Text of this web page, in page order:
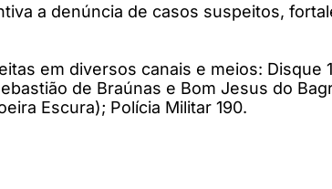
a denúncia de casos suspeitos,
em diversos canais e meios:
de Braúnas e Bom Jesus do
Escura); Polícia Militar 190.